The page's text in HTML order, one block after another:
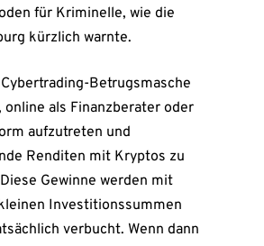
für Kriminelle, wie die
kürzlich warnte.
Betrugsmasche
als Finanzberater oder
aufzutreten und
Renditen mit Kryptos zu
Gewinne werden mit
Investitionssummen
verbucht. Wenn dann